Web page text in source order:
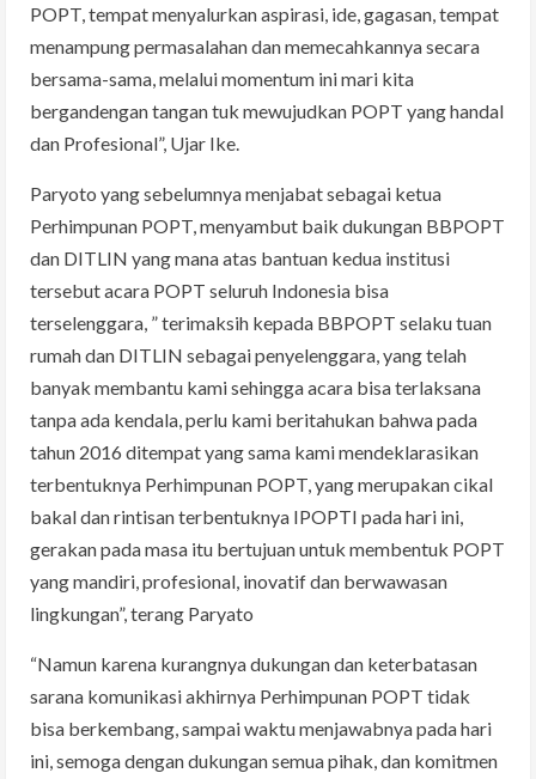
POPT, tempat menyalurkan aspirasi, ide, gagasan, tempat
menampung permasalahan dan memecahkannya secara
bersama-sama, melalui momentum ini mari kita
bergandengan tangan tuk mewujudkan POPT yang handal
dan Profesional”, Ujar Ike.
Paryoto yang sebelumnya menjabat sebagai ketua
Perhimpunan POPT, menyambut baik dukungan BBPOPT
dan DITLIN yang mana atas bantuan kedua institusi
tersebut acara POPT seluruh Indonesia bisa
terselenggara, ” terimaksih kepada BBPOPT selaku tuan
rumah dan DITLIN sebagai penyelenggara, yang telah
banyak membantu kami sehingga acara bisa terlaksana
tanpa ada kendala, perlu kami beritahukan bahwa pada
tahun 2016 ditempat yang sama kami mendeklarasikan
terbentuknya Perhimpunan POPT, yang merupakan cikal
bakal dan rintisan terbentuknya IPOPTI pada hari ini,
gerakan pada masa itu bertujuan untuk membentuk POPT
yang mandiri, profesional, inovatif dan berwawasan
lingkungan”, terang Paryato
“Namun karena kurangnya dukungan dan keterbatasan
sarana komunikasi akhirnya Perhimpunan POPT tidak
bisa berkembang, sampai waktu menjawabnya pada hari
ini, semoga dengan dukungan semua pihak, dan komitmen